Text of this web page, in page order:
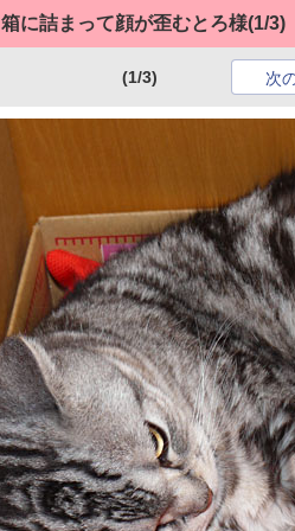
箱に詰まって顔が歪むとろ様(1/3)
(1/3) 次